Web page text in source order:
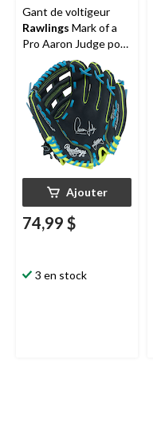
Gant de voltigeur
Rawlings Mark of a
Pro Aaron Judge pour
droitier, 11 po, bleu
Ajouter
74,99 $
3 en stock